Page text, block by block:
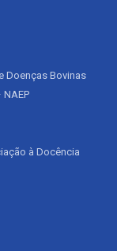
Doenças Bovinas
à Docência